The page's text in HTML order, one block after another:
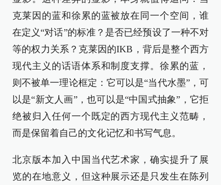
克莱因的蓝和徐累的蓝被放在同一个空间，谁
在定义“对话”的标准？是否已经预设了一种不对
等的权力关系？克莱因的IKB，背后是整个西方
现代主义的话语体系和制度支撑。徐累的蓝，
则不被单一理论框定：它可以是“当代水墨”，可
以是“新文人画”，也可以是“中国式抽象”，它拒
绝被归入任何一个既定的西方现代主义范畴，
而是保留着自己的文化记忆和书写气息。
北京版本加入中国当代艺术家，确实提升了展
览的在地意义，但这种展示还是只发生在陈列